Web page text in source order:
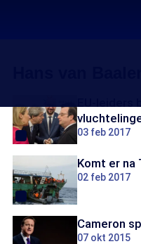
03 feb 2017
Komt er na
02 feb 2017
Cameron
07 okt 2015